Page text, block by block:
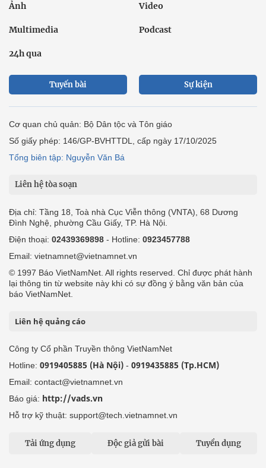
Ảnh Video
Multimedia Podcast
24h qua
Tuyến bài Sự kiện
Cơ quan chủ quản: Bộ Dân tộc và Tôn giáo
Số giấy phép: 146/GP-BVHTTDL, cấp ngày 17/10/2025
Tổng biên tập: Nguyễn Văn Bá
Liên hệ tòa soạn
Địa chỉ: Tầng 18, Toà nhà Cục Viễn thông (VNTA), 68 Dương
Đình Nghệ, phường Cầu Giấy, TP. Hà Nội.
Điện thoại: 02439369898 - Hotline: 0923457788
Email: vietnamnet@vietnamnet.vn
© 1997 Báo VietNamNet. All rights reserved. Chỉ được phát hành
lại thông tin từ website này khi có sự đồng ý bằng văn bản của
báo VietNamNet.
Liên hệ quảng cáo
Công ty Cổ phần Truyền thông VietNamNet
Hotline: 0919405885 (Hà Nội) - 0919435885 (Tp.HCM)
Email: contact@vietnamnet.vn
Báo giá: http://vads.vn
Hỗ trợ kỹ thuật: support@tech.vietnamnet.vn
Tải ứng dụng Độc giả gửi bài Tuyển dụng